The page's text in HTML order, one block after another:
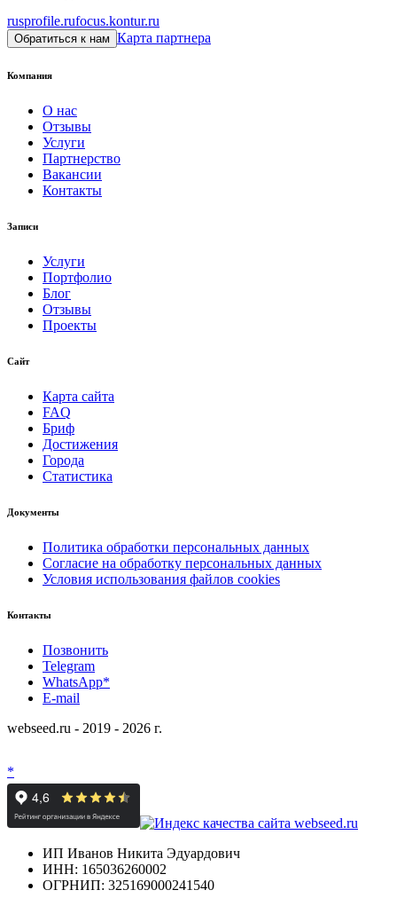
rusprofile.rufocus.kontur.ru
Обратиться к нам Карта партнера
Компания
О нас
Отзывы
Услуги
Партнерство
Вакансии
Контакты
Записи
Услуги
Портфолио
Блог
Отзывы
Проекты
Сайт
Карта сайта
FAQ
Бриф
Достижения
Города
Статистика
Документы
Политика обработки персональных данных
Согласие на обработку персональных данных
Условия использования файлов cookies
Контакты
Позвонить
Telegram
WhatsApp*
E-mail
webseed.ru - 2019 - 2026 г.
*
ИП Иванов Никита Эдуардович
ИНН: 165036260002
ОГРНИП: 325169000241540